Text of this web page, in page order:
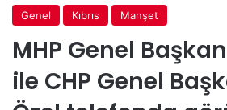
Genel Kıbrıs Manşet
MHP Genel
ile CHP Genel